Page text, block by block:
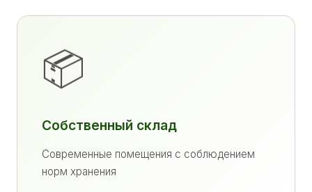
📦
Собственный склад
Современные помещения с соблюдением
норм хранения